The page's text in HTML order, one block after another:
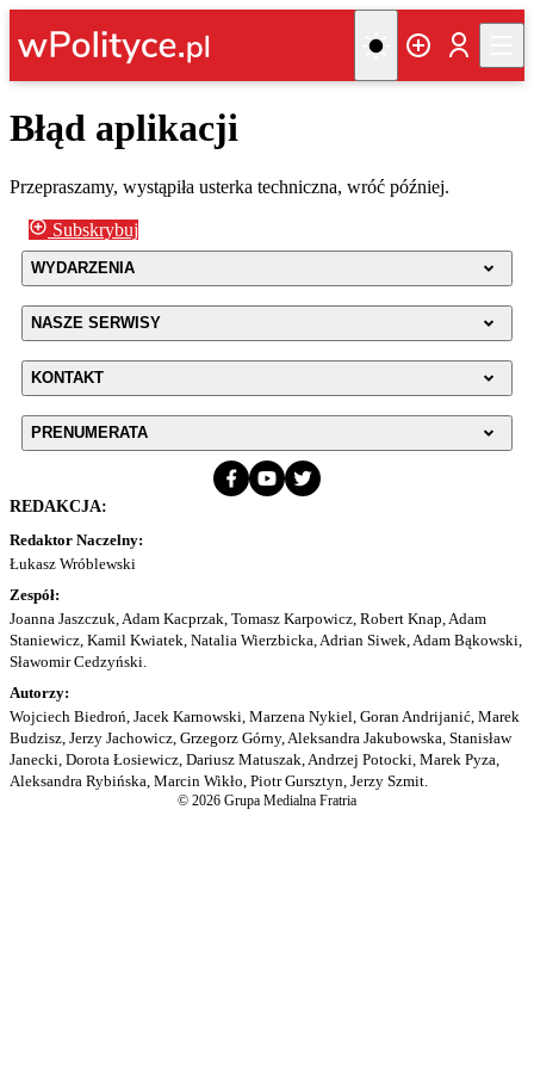
Błąd aplikacji
Przepraszamy, wystąpiła usterka techniczna, wróć później.
Subskrybuj
WYDARZENIA
NASZE SERWISY
KONTAKT
PRENUMERATA
REDAKCJA:
Redaktor Naczelny:
Łukasz Wróblewski
Zespół:
Joanna Jaszczuk, Adam Kacprzak, Tomasz Karpowicz, Robert Knap, Adam
Staniewicz, Kamil Kwiatek, Natalia Wierzbicka, Adrian Siwek, Adam Bąkowski,
Sławomir Cedzyński.
Autorzy:
Wojciech Biedroń, Jacek Karnowski, Marzena Nykiel, Goran Andrijanić, Marek
Budzisz, Jerzy Jachowicz, Grzegorz Górny, Aleksandra Jakubowska, Stanisław
Janecki, Dorota Łosiewicz, Dariusz Matuszak, Andrzej Potocki, Marek Pyza,
Aleksandra Rybińska, Marcin Wikło, Piotr Gursztyn, Jerzy Szmit.
© 2026 Grupa Medialna Fratria